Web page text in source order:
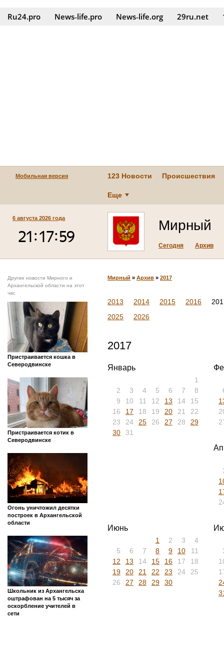
Ru24.pro News‑life.pro News‑life.org 29ru.net
Мобильная версия 123 Новости Происшествия
Еще
6 августа 2026 года Мирный
Сегодня Архив
Другие новости Мирного и
Архангельской области на этот
час
Пристраивается кошка в
Северодвинске
Пристраивается котик в
Северодвинске
Огонь уничтожил десятки
построек в Архангельской
области
Школьник из Архангельска
оштрафован на 5 тысяч за
оскорбление учителей в
сети
Мирный » Архив » 2017
2013 2014 2015 2016
2025
2026
2017
Январь
1
2
3 4 5 6 7
8
9
10 11 12 13 14
15
16
17 18 19 20 21
22
23
24 25 26 27 28
29
30
31
Июнь
1 2 3
4
5
6 7 8 9 10
11
12
13 14 15 16 17
18
19
20 21 22 23 24
25
26
27 28 29 30